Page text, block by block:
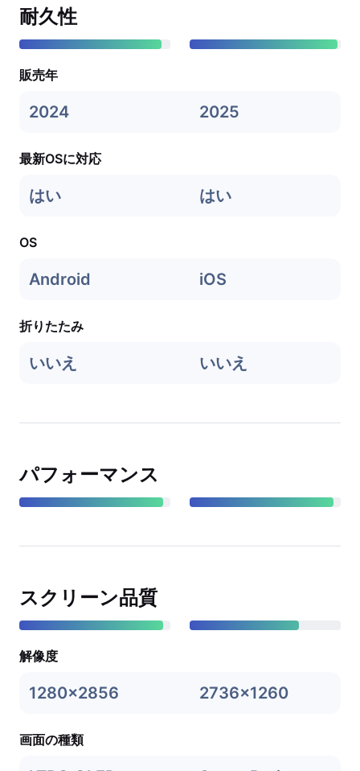
耐久性
販売年
2024 2025
最新OSに対応
はい はい
OS
Android iOS
折りたたみ
いいえ いいえ
パフォーマンス
スクリーン品質
解像度
1280x2856 2736x1260
画面の種類